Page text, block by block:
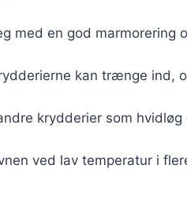
med en god marmorering
kan trænge ind,
krydderier som hvidløg
ved lav temperatur i